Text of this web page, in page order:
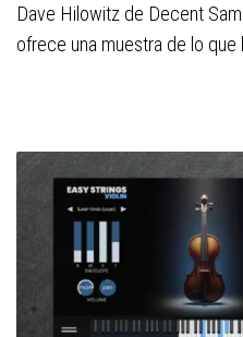
Dave Hilowitz de Decent
ofrece una muestra de lo que